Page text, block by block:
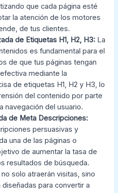
que cada página esté
la atención de los motores
de tus clientes.
de Etiquetas H1, H2, H3: La
es fundamental para el
de que tus páginas tengan
mediante la
de etiquetas H1, H2 y H3, lo
del contenido por parte
navegación del usuario.
de Meta Descripciones:
persuasivas y
una de las páginas o
de aumentar la tasa de
resultados de búsqueda.
solo atraerán visitas, sino
para convertir a